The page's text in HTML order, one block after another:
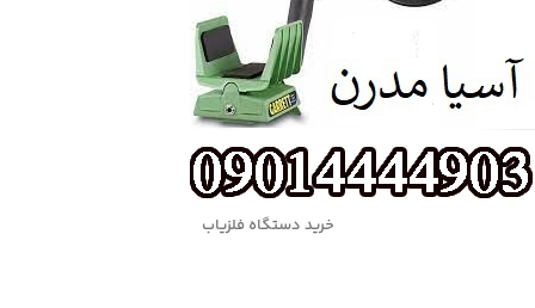
خرید دستگاه فلزیاب